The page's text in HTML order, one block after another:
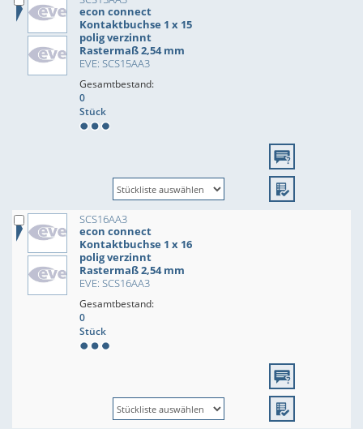
econ connect
Kontaktbuchse 1 x 15
polig verzinnt
Rastermaß 2,54 mm
EVE: SCS15AA3
Gesamtbestand:
0
Stück
SCS16AA3
econ connect
Kontaktbuchse 1 x 16
polig verzinnt
Rastermaß 2,54 mm
EVE: SCS16AA3
Gesamtbestand:
0
Stück